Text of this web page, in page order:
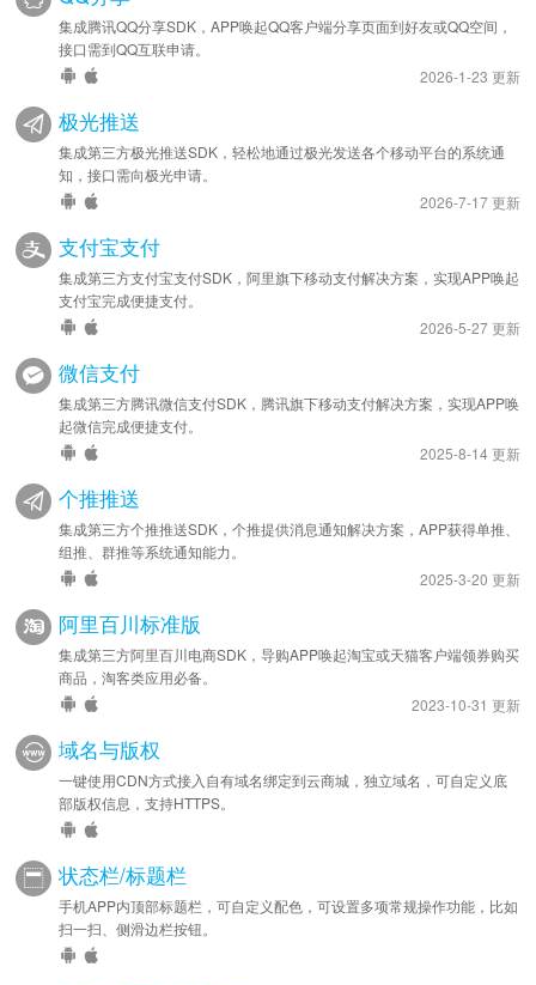
集成腾讯QQ分享SDK，APP唤起QQ客户端分享页面到好友或QQ空间，
接口需到QQ互联申请。
2026-1-23 更新
极光推送
集成第三方极光推送SDK，轻松地通过极光发送各个移动平台的系统通
知，接口需向极光申请。
2026-7-17 更新
支付宝支付
集成第三方支付宝支付SDK，阿里旗下移动支付解决方案，实现APP唤起
支付宝完成便捷支付。
2026-5-27 更新
微信支付
集成第三方腾讯微信支付SDK，腾讯旗下移动支付解决方案，实现APP唤
起微信完成便捷支付。
2025-8-14 更新
个推推送
集成第三方个推推送SDK，个推提供消息通知解决方案，APP获得单推、
组推、群推等系统通知能力。
2025-3-20 更新
阿里百川标准版
集成第三方阿里百川电商SDK，导购APP唤起淘宝或天猫客户端领券购买
商品，淘客类应用必备。
2023-10-31 更新
域名与版权
一键使用CDN方式接入自有域名绑定到云商城，独立域名，可自定义底
部版权信息，支持HTTPS。
状态栏/标题栏
手机APP内顶部标题栏，可自定义配色，可设置多项常规操作功能，比如
扫一扫、侧滑边栏按钮。